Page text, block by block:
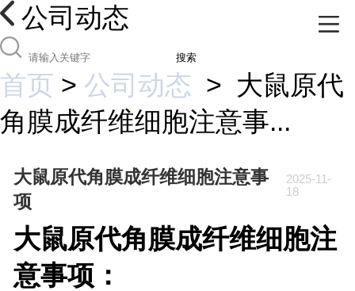
公司动态
搜索
首页 > 公司动态 > 大鼠原代
角膜成纤维细胞注意事...
大鼠原代角膜成纤维细胞注意事
项
2025-11-
18
大鼠原代角膜成纤维细胞注
意事项：